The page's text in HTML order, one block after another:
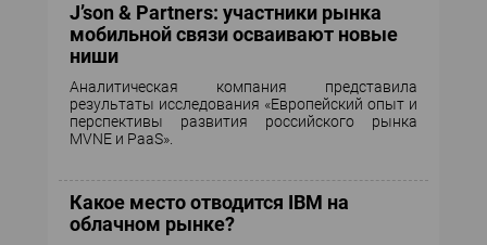
J’son & Partners: участники рынка
мобильной связи осваивают новые
ниши
Аналитическая компания представила
результаты исследования «Европейский опыт и
перспективы развития российского рынка
MVNE и PaaS».
Какое место отводится IBM на
облачном рынке?